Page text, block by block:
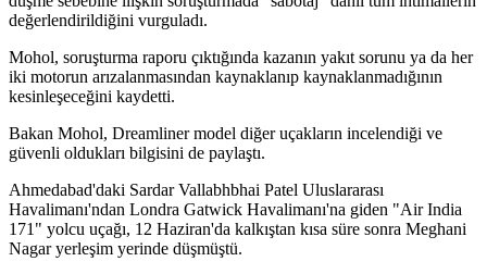
değerlendirildiğini vurguladı.
Mohol, soruşturma raporu çıktığında kazanın yakıt sorunu ya da her
iki motorun arızalanmasından kaynaklanıp kaynaklanmadığının
kesinleşeceğini kaydetti.
Bakan Mohol, Dreamliner model diğer uçakların incelendiği ve
güvenli oldukları bilgisini de paylaştı.
Ahmedabad'daki Sardar Vallabhbhai Patel Uluslararası
Havalimanı'ndan Londra Gatwick Havalimanı'na giden "Air India
171" yolcu uçağı, 12 Haziran'da kalkıştan kısa süre sonra Meghani
Nagar yerleşim yerinde düşmüştü.